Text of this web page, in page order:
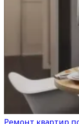
Ремонт квартир